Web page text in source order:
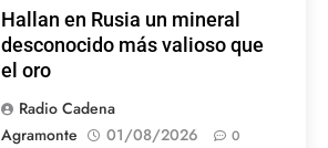
Hallan en Rusia un mineral
desconocido más valioso que
el oro
Radio Cadena
Agramonte
01/08/2026 0